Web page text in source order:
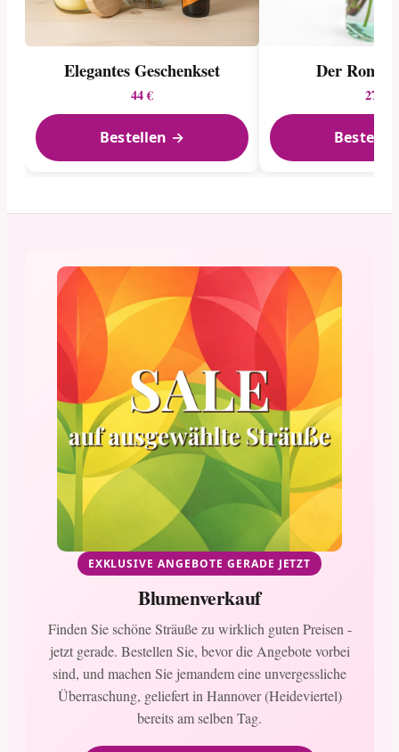
Elegantes Geschenkset
44 €
Bestellen →
Der
27 €
EXKLUSIVE ANGEBOTE GERADE JETZT
Blumenverkauf
Finden Sie schöne Sträuße zu wirklich guten Preisen -
jetzt gerade. Bestellen Sie, bevor die Angebote vorbei
sind, und machen Sie jemandem eine unvergessliche
Überraschung, geliefert in Hannover (Heideviertel)
bereits am selben Tag.